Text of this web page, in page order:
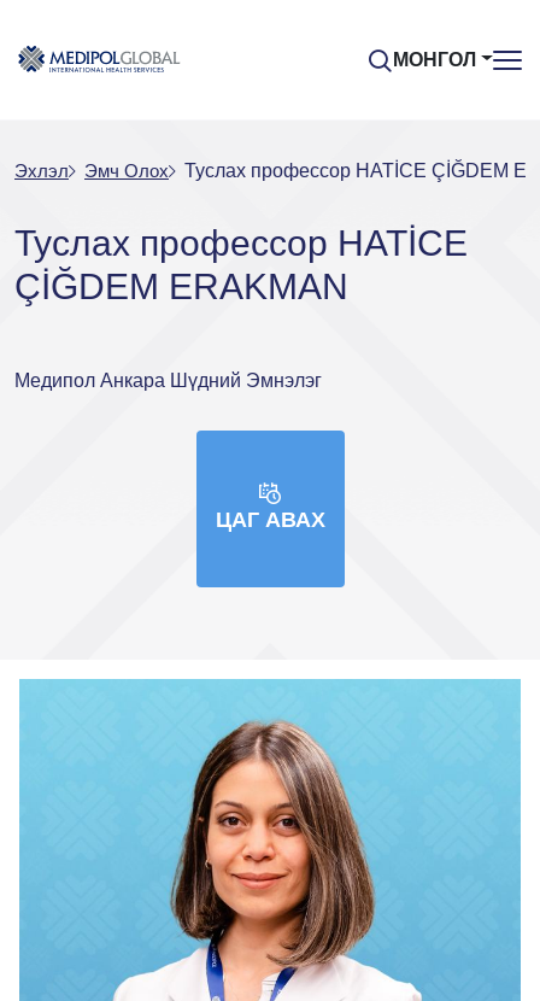
МОНГОЛ
Эхлэл Эмч Oлох Туслах профессор HATİCE ÇİĞDEM
Туслах профессор HATİCE
ÇİĞDEM ERAKMAN
Медипол Анкара Шүдний Эмнэлэг
ЦАГ АВАХ